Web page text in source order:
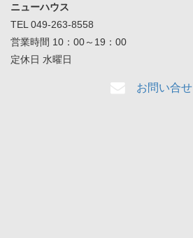
ニューハウス
TEL 049-263-8558
営業時間 10：00～19：00
定休日 水曜日
お問い合せ